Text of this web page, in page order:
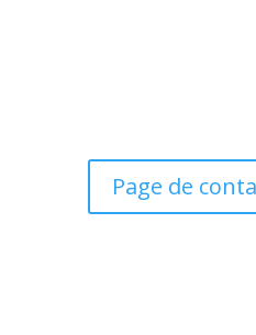
Page de